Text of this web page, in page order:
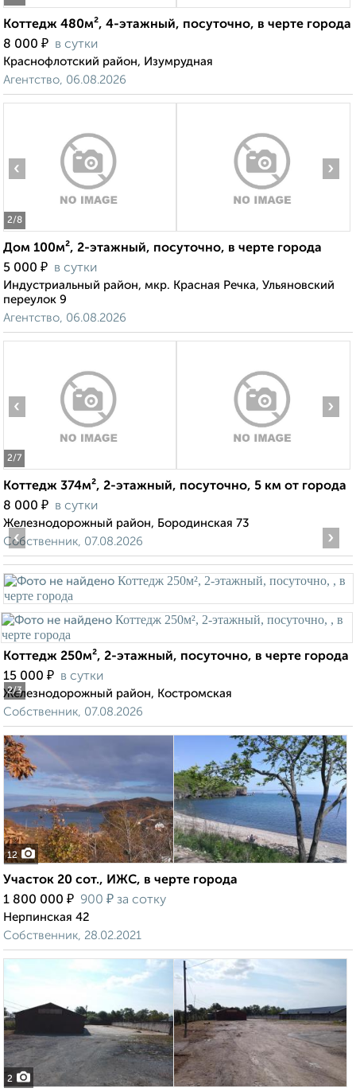
Коттедж 480м², 4-этажный, посуточно, в черте города
8 000 ₽ в сутки
Краснофлотский район, Изумрудная
Агентство, 06.08.2026
2/8
‹ ›
Дом 100м², 2-этажный, посуточно, в черте города
5 000 ₽ в сутки
Индустриальный район, мкр. Красная Речка, Ульяновский
переулок 9
Агентство, 06.08.2026
2/7
‹ ›
Коттедж 374м², 2-этажный, посуточно, 5 км от города
8 000 ₽ в сутки
Железнодорожный район, Бородинская 73
Собственник, 07.08.2026
2/3
‹ ›
Коттедж 250м², 2-этажный, посуточно, в черте города
15 000 ₽ в сутки
Железнодорожный район, Костромская
Собственник, 07.08.2026
12
Участок 20 сот., ИЖС, в черте города
1 800 000 ₽ 900 ₽ за сотку
Нерпинская 42
Собственник, 28.02.2021
2